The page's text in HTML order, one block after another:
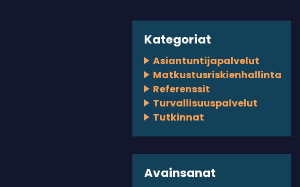
Kategoriat
Asiantuntijapalvelut
Matkustusriskienhallinta
Referenssit
Turvallisuuspalvelut
Tutkinnat
Avainsanat